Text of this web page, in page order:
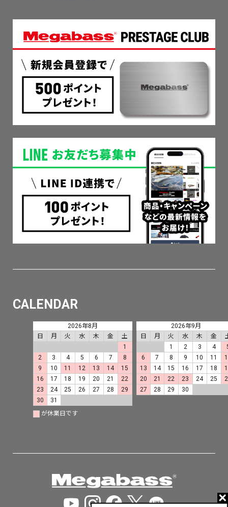
CALENDAR
2026年8月
日
月 火 水 木 金
土
1
2
3 4 5 6 7
8
9
10 11 12 13 14
15
16
17 18 19 20 21
22
23
24 25 26 27 28
29
30
31
2026年9月
日
月 火 水 木 金
1
2 3 4
6
7 8 9 10 11
13
14 15 16 17 18
20
21 22 23 24 25
27
28 29 30
が休業日です